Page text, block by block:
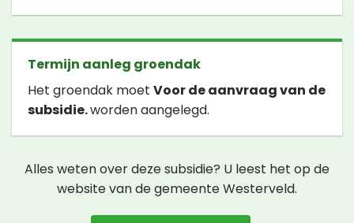
Termijn aanleg groendak
Het groendak moet Voor de aanvraag van de
subsidie.worden aangelegd.
Alles weten over deze subsidie? U leest het op de
website van de gemeente Westerveld.